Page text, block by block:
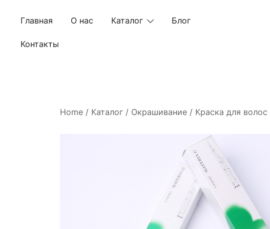
Главная О нас Каталог Блог
Контакты
Home / Каталог / Окрашивание / Краска для волос